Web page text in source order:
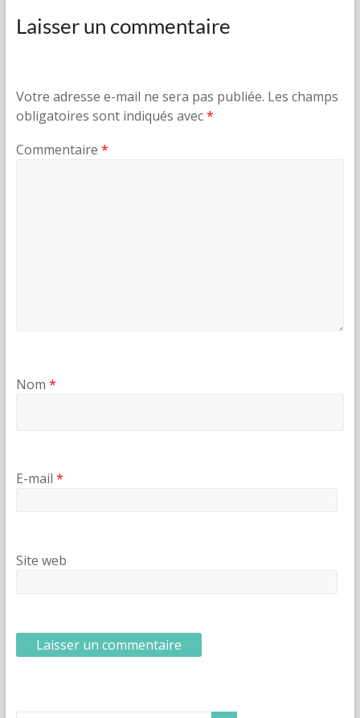
Laisser un commentaire
Votre adresse e-mail ne sera pas publiée. Les champs
obligatoires sont indiqués avec*
Commentaire *
Nom *
E-mail *
Site web